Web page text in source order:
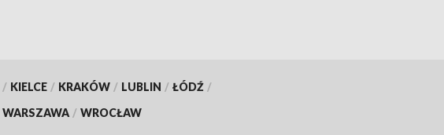
/ KIELCE / KRAKÓW / LUBLIN / ŁÓDŹ /
WARSZAWA / WROCŁAW